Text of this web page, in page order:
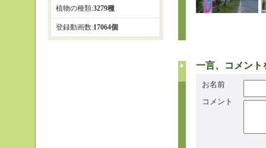
一言、コメント
お名前
コメント
植物の種類:3279種
登録動画数:17064個